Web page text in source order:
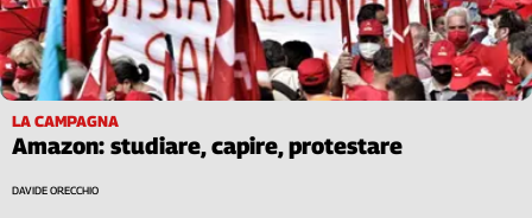
LA CAMPAGNA
Amazon: studiare, capire, protestare
DAVIDE ORECCHIO